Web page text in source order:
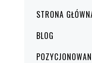
główneSTRONA
BLOG